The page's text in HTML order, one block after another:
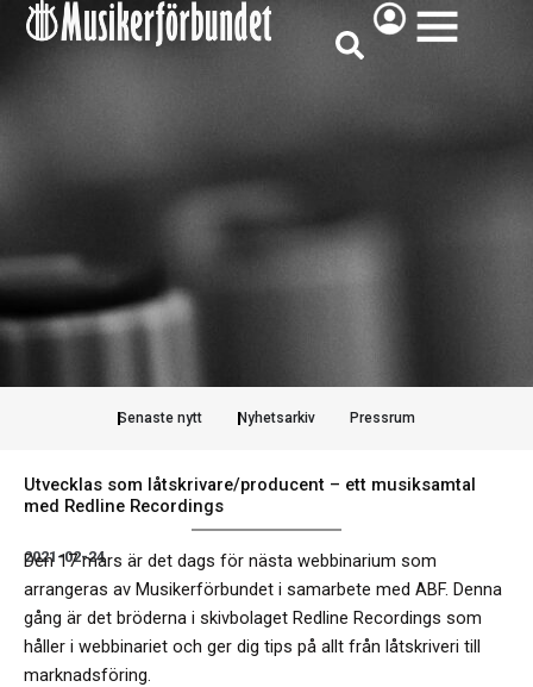
Hoppa
ÖPPNA
Senaste nytt Nyhetsarkiv Pressrum
Utvecklas som låtskrivare/producent – ett musiksamtal
med Redline Recordings
2021-02-24
Den 17 mars är det dags för nästa webbinarium som
arrangeras av Musikerförbundet i samarbete med ABF. Denna
gång är det bröderna i skivbolaget Redline Recordings som
håller i webbinariet och ger dig tips på allt från låtskriveri till
marknadsföring.